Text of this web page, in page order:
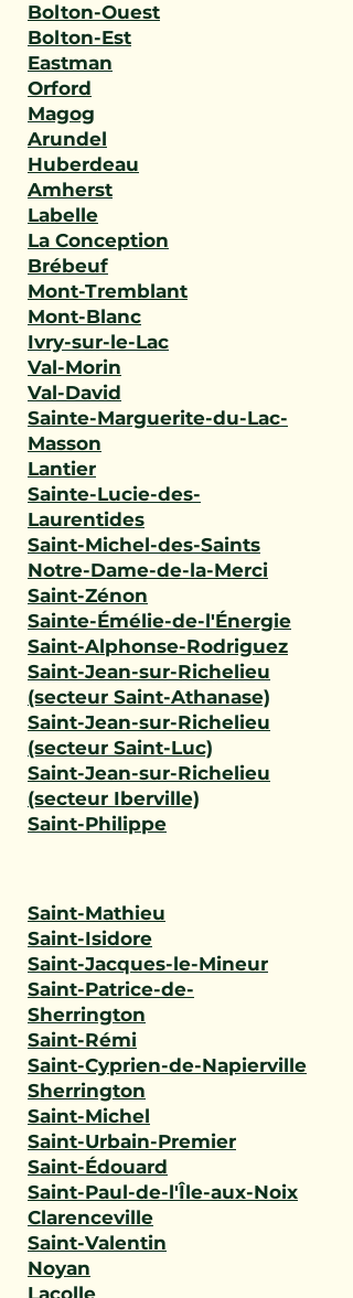
Bolton-Ouest
Bolton-Est
Eastman
Orford
Magog
Arundel
Huberdeau
Amherst
Labelle
La Conception
Brébeuf
Mont-Tremblant
Mont-Blanc
Ivry-sur-le-Lac
Val-Morin
Val-David
Sainte-Marguerite-du-Lac-
Masson
Lantier
Sainte-Lucie-des-
Laurentides
Saint-Michel-des-Saints
Notre-Dame-de-la-Merci
Saint-Zénon
Sainte-Émélie-de-l'Énergie
Saint-Alphonse-Rodriguez
Saint-Jean-sur-Richelieu
(secteur Saint-Athanase)
Saint-Jean-sur-Richelieu
(secteur Saint-Luc)
Saint-Jean-sur-Richelieu
(secteur Iberville)
Saint-Philippe
Saint-Mathieu
Saint-Isidore
Saint-Jacques-le-Mineur
Saint-Patrice-de-
Sherrington
Saint-Rémi
Saint-Cyprien-de-Napierville
Sherrington
Saint-Michel
Saint-Urbain-Premier
Saint-Édouard
Saint-Paul-de-l'Île-aux-Noix
Clarenceville
Saint-Valentin
Noyan
Lacolle